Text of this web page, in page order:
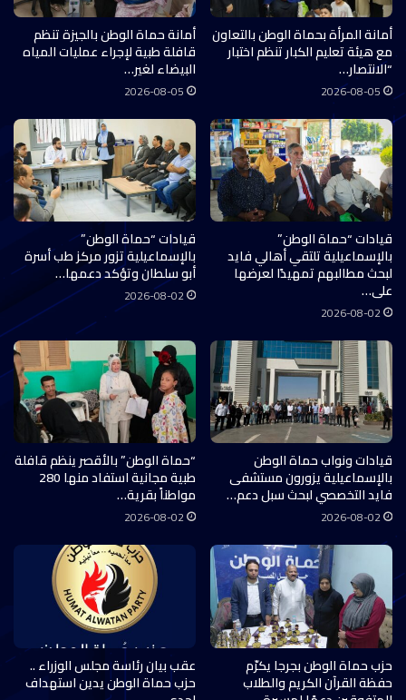
أمانة المرأة بحماة الوطن بالتعاون
مع هيئة تعليم الكبار تنظم اختبار
“الانتصار…
2026-08-05
أمانة حماة الوطن بالجيزة تنظم
قافلة طبية لإجراء عمليات المياه
البيضاء لغير…
2026-08-05
قيادات “حماة الوطن”
بالإسماعيلية تلتقي أهالي فايد
لبحث مطالبهم تمهيدًا لعرضها
على…
2026-08-02
قيادات “حماة الوطن”
بالإسماعيلية تزور مركز طب أسرة
أبو سلطان وتؤكد دعمها…
2026-08-02
قيادات ونواب حماة الوطن
بالإسماعيلية يزورون مستشفى
فايد التخصصي لبحث سبل دعم…
2026-08-02
“حماة الوطن” بالأقصر ينظم قافلة
طبية مجانية استفاد منها 280
مواطناً بقرية…
2026-08-02
حزب حماة الوطن بجرجا يكرّم
حفظة القرآن الكريم والطلاب
عقب بيان رئاسة مجلس الوزراء ..
حزب حماة الوطن يدين استهداف